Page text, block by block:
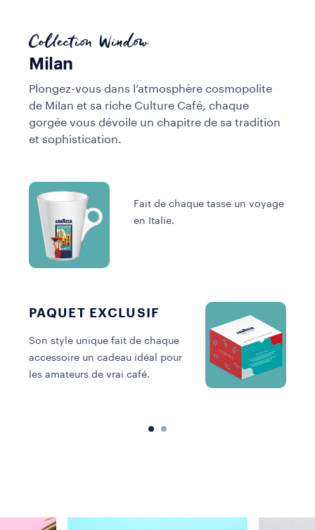
Collection Window
Milan
Plongez-vous dans l’atmosphère cosmopolite
de Milan et sa riche Culture Café, chaque
gorgée vous dévoile un chapitre de sa tradition
et sophistication.
Fait de chaque tasse un voyage
en Italie.
PAQUET EXCLUSIF
Son style unique fait de chaque
accessoire un cadeau idéal pour
les amateurs de vrai café.